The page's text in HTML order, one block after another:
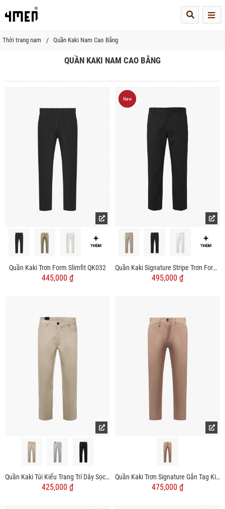
Thời trang nam Quần Kaki Nam Cao Bằng
QUẦN KAKI NAM CAO BẰNG
Quần Kaki Trơn Form Slimfit QK032
445,000 ₫
New
New
Quần Kaki Signature Stripe Trơn Form Regular QK036
495,000 ₫
Quần Kaki Túi Kiểu Trang Trí Dây Sọc Form Regular QK029
425,000 ₫
Quần Kaki Trơn Signature Gắn Tag Kim Loại Form Slimfit QK028 Màu Hồng
475,000 ₫